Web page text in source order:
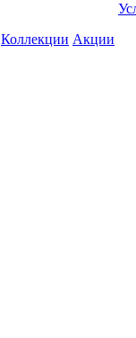
Коллекции Акции